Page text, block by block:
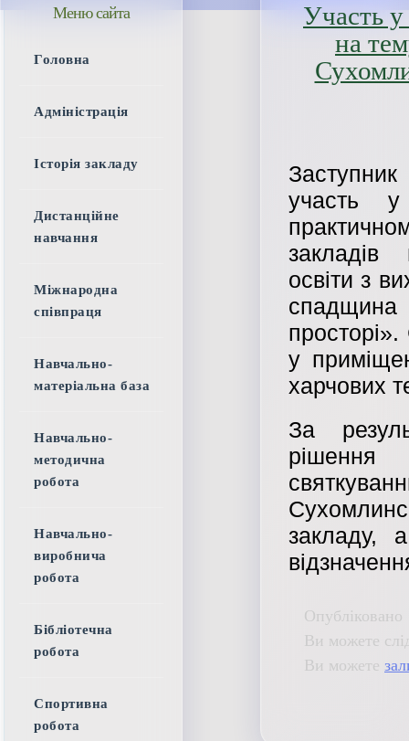
Участь у
на
участь
закладів
освіти з
спадщина
у
харчових
За
рішення
закладу,
Ви можете
Ви можете
Меню сайта
Головна
Адміністрація
Історія закладу
Дистанційне
навчання
Міжнародна
співпраця
Навчально-
матеріальна база
Навчально-
методична
робота
Навчально-
виробнича
робота
Бібліотечна
робота
Спортивна
робота